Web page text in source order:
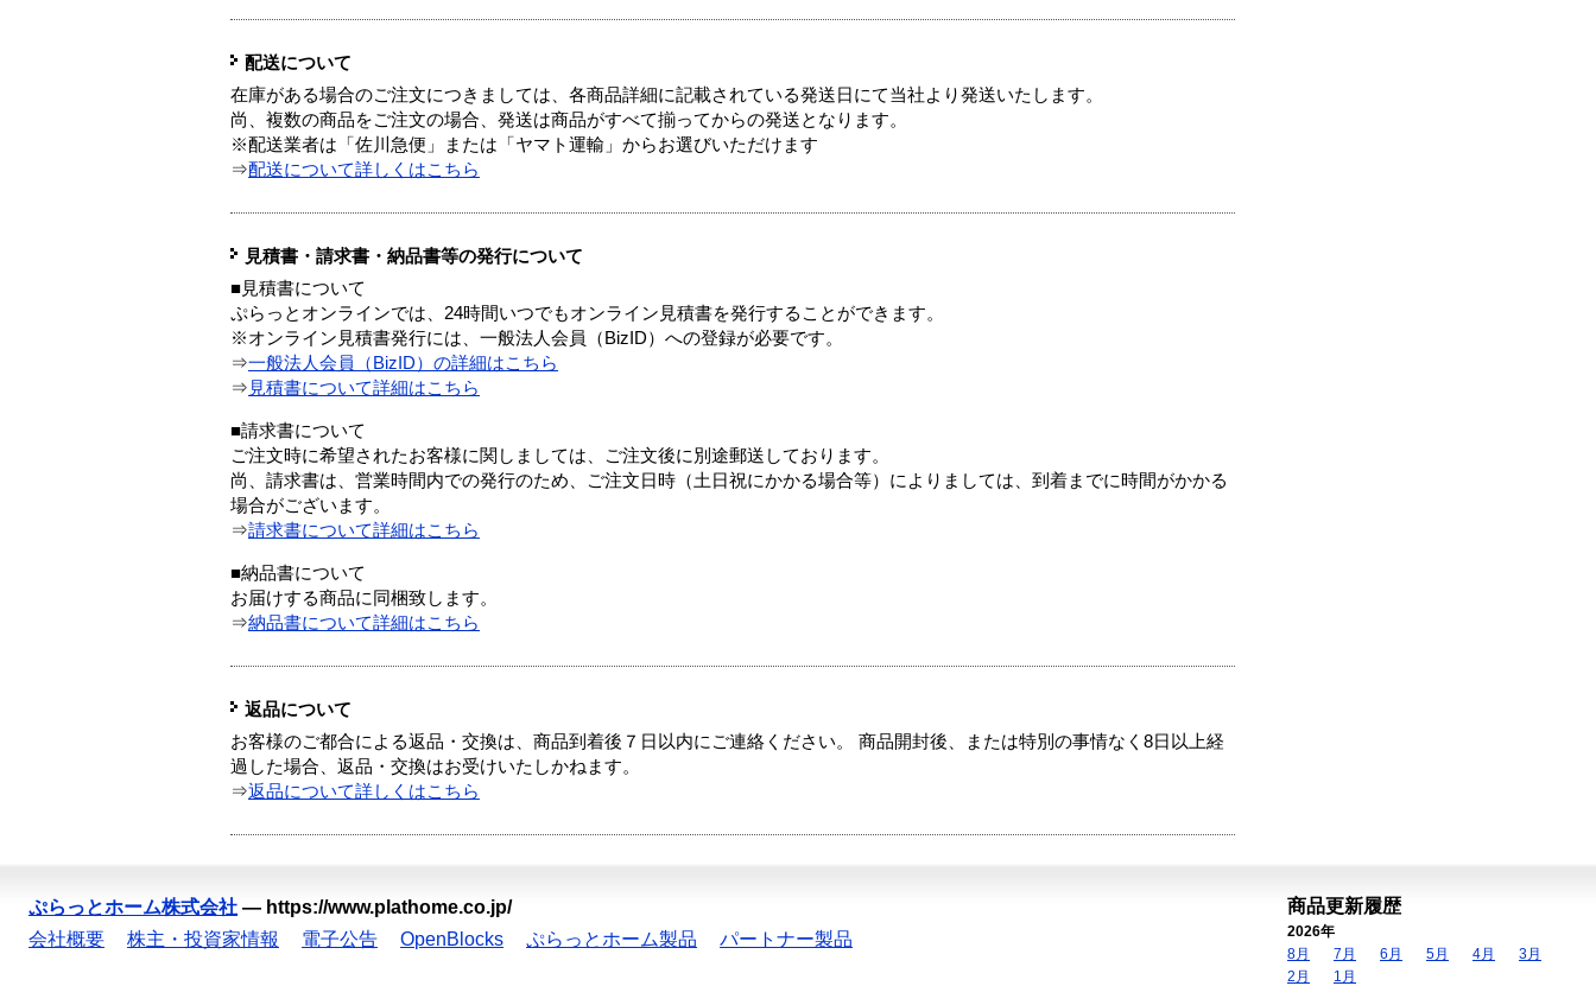
配送について
在庫がある場合のご注文につきましては、各商品詳細に記載されている発送日にて当社より発送いたします。
尚、複数の商品をご注文の場合、発送は商品がすべて揃ってからの発送となります。
※配送業者は「佐川急便」または「ヤマト運輸」からお選びいただけます
⇒配送について詳しくはこちら
見積書・請求書・納品書等の発行について
■見積書について
ぷらっとオンラインでは、24時間いつでもオンライン見積書を発行することができます。
※オンライン見積書発行には、一般法人会員（BizID）への登録が必要です。
⇒一般法人会員（BizID）の詳細はこちら
⇒ 見積書について詳細はこちら
■請求書について
ご注文時に希望されたお客様に関しましては、ご注文後に別途郵送しております。
尚、請求書は、営業時間内での発行のため、ご注文日時（土日祝にかかる場合等）によりましては、到着までに時間がかかる
場合がございます。
⇒請求書について詳細はこちら
■納品書について
お届けする商品に同梱致します。
⇒納品書について詳細はこちら
返品について
お客様のご都合による返品・交換は、商品到着後７日以内にご連絡ください。 商品開封後、または特別の事情なく8日以上経
過した場合、返品・交換はお受けいたしかねます。
⇒返品について詳しくはこちら
ぷらっとホーム株式会社 — https://www.plathome.co.jp/
会社概要
株主・投資家情報 電子公告 OpenBlocks ぷらっとホーム製品 パートナー製品
商品更新履歴
2026年
8月
7月 6月 5月 4月
3月
2月
1月